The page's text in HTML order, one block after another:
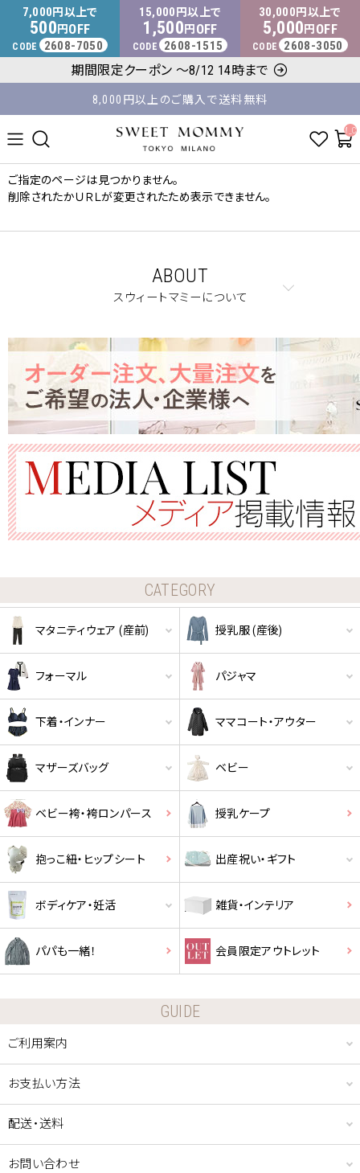
マタニティウェア・授乳服のスウィートマミー
7,000円以上で
500円OFF
CODE 2608-7050
15,000 円以上で
1,500 円 OFF
CODE 2608-1515
30,000 円以上で
5,000 円 OFF
CODE 2608-3050
期間限定クーポン ～8/12 14時まで
平日14時 / 土日祝12時まで のご注文で当日出荷！
8,000円以上のご購入で送料無料
ご指定のページは見つかりません。
削除されたかＵＲＬが変更されたため表示できません。
ABOUT
スウィートマミーについて
CATEGORY
マタニティウェア (産前) 授乳服 (産後)
フォーマル パジャマ
下着・インナー ママコート・アウター
マザーズバッグ ベビー
ベビー袴・袴ロンパース 授乳ケープ
抱っこ紐・ヒップシート 出産祝い・ギフト
ボディケア・妊活 雑貨・インテリア
パパも一緒！ 会員限定アウトレット
GUIDE
ご利用案内
お支払い方法
配送・送料
お問い合わせ
クーポンコードをコピーしました。
クーポンのご利用には会員登録が必要となります。